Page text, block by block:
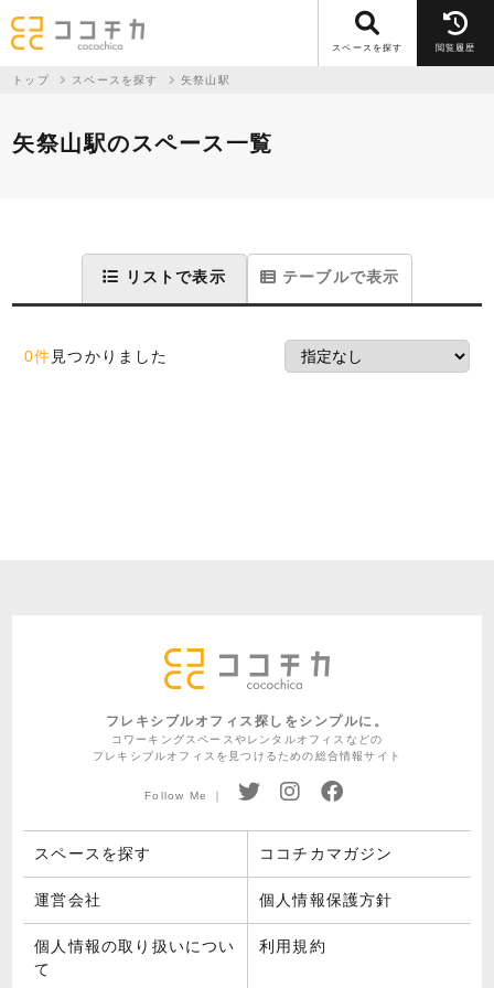
スペースを探す 閲覧履歴
トップ スペースを探す 矢祭山駅
矢祭山駅のスペース一覧
リストで表示 テーブルで表示
0件 見つかりました
フレキシブルオフィス探しをシンプルに。
コワーキングスペースやレンタルオフィスなどの
フレキシブルオフィスを見つけるための総合情報サイト
Follow Me ｜
スペースを探す ココチカマガジン
運営会社 個人情報保護方針
個人情報の取り扱いについ
て
利用規約